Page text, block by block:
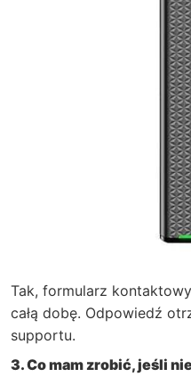
Tak, formularz
całą dobę. Odpowiedź
supportu.
3. Co mam zrobić, jeśli